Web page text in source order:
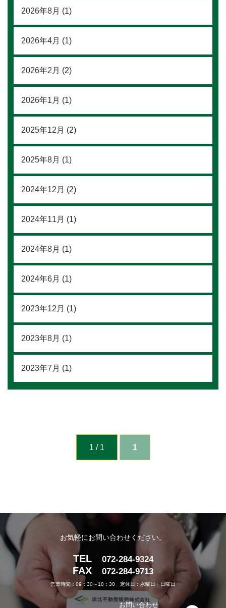
2026年8月 (1)
2026年4月 (1)
2026年2月 (2)
2026年1月 (1)
2025年12月 (2)
2025年8月 (1)
2024年12月 (2)
2024年11月 (1)
2024年8月 (1)
2024年6月 (1)
2023年12月 (1)
2023年8月 (1)
2023年7月 (1)
1 / 1 1
お気軽にお問い合わせください。
TEL 072-284-9324
FAX 072-284-9713
営業時間：09：30～18：30 定休日：水曜日・日曜日
お問い合わせ